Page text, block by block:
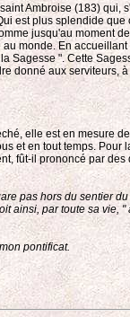
Ambroise (183)
plus splendide
jusqu'au moment
monde. En
Sagesse ". Cette
donné aux
elle est en mesure
en tout temps.
fût-il prononcé par
pas hors du sentier
ainsi, par toute sa vie,
pontificat.